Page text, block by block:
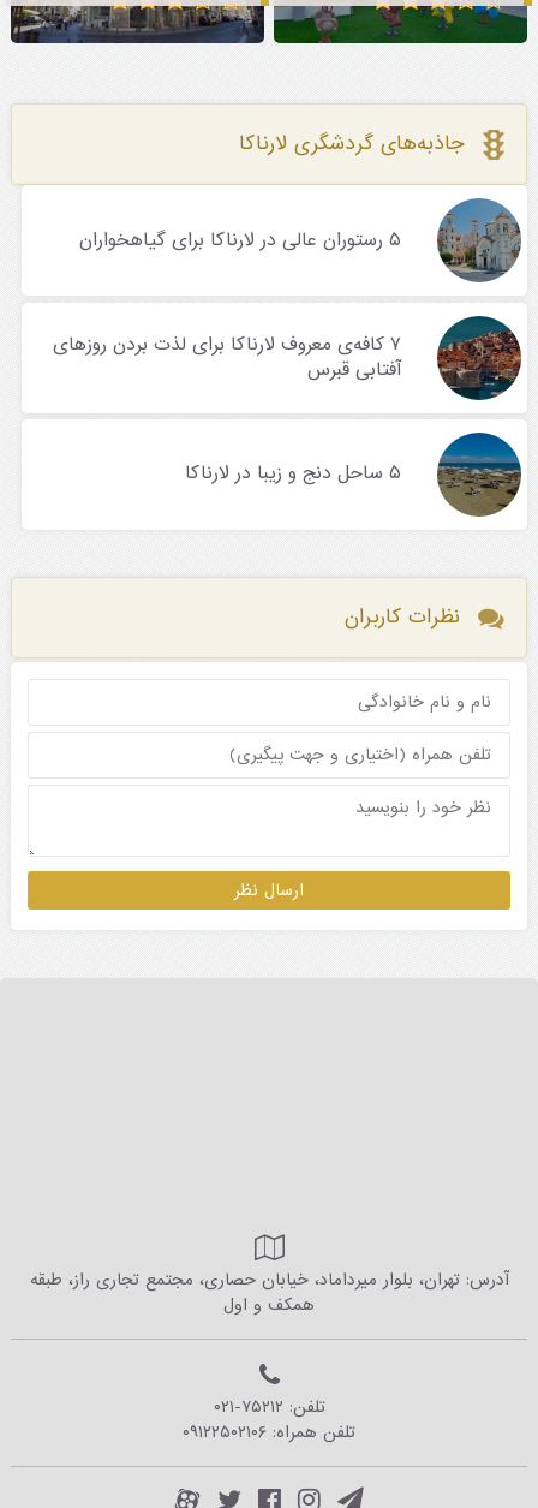
جاذبه‌های گردشگری لارناکا
۵ رستوران عالی در لارناکا برای گیاهخواران
۷ کافه‌ی معروف لارناکا برای لذت بردن روزهای
آفتابی قبرس
۵ ساحل دنج و زیبا در لارناکا
نظرات کاربران
آدرس: تهران، بلوار میرداماد، خیابان حصاری، مجتمع تجاری راز، طبقه
همکف و اول
تلفن: ۰۲۱-۷۵۲۱۲
تلفن همراه: ۰۹۱۲۲۵۰۲۱۰۶